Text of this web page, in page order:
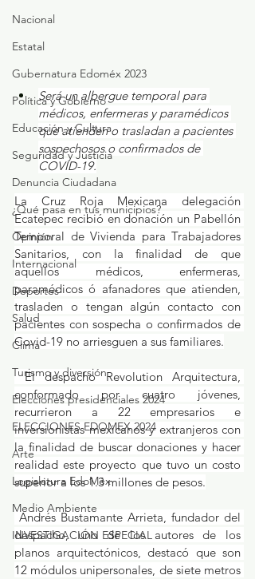
Nacional
Estatal
Gubernatura Edoméx 2023
Política y Gobierno
Educación y Cultura
Seguridad y Justicia
Denuncia Ciudadana
¿Qué pasa en tus municipios?
Opinión
Internacional
Deportes
Salud
Clima
Turismo y diversión
Elecciones presidenciales 2024
ELECCIONES EDOMEX 2024
Arte
Legislatura EdoMéx
Medio Ambiente
INVESTIGACIÓN ESPECIAL
Será un albergue temporal para
médicos, enfermeras y paramédicos
que atienden o trasladan a pacientes
sospechosos o confirmados de
COVID-19.
La Cruz Roja Mexicana delegación
Ecatepec recibió en donación un Pabellón
Temporal de Vivienda para Trabajadores
Sanitarios, con la finalidad de que
aquellos médicos, enfermeras,
paramédicos ó afanadores que atienden,
trasladen o tengan algún contacto con
pacientes con sospecha o confirmados de
Covid-19 no arriesguen a sus familiares.
El despacho Revolution Arquitectura,
conformado por cuatro jóvenes,
recurrieron a 22 empresarios e
inversionistas mexicanos y extranjeros con
la finalidad de buscar donaciones y hacer
realidad este proyecto que tuvo un costo
superior a los 1.3 millones de pesos.
despacho, uno de los autores de los
planos arquitectónicos, destacó que son
12 módulos unipersonales, de siete metros